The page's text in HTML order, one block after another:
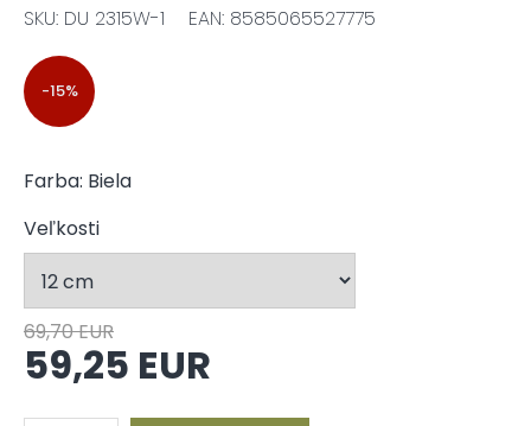
SKU: DU 2315W-1 EAN: 8585065527775
-15%
Farba: Biela
Veľkosti
69,70 EUR
59,25 EUR